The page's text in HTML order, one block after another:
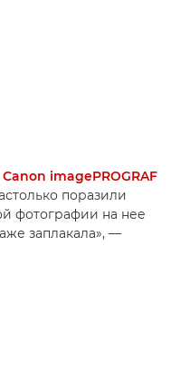
Canon imagePROGRAF
поразили
фотографии на нее
заплакала», —